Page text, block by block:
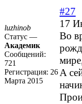
luzhinob
Статус —
Академик
Сообщений:
721
Регистрация: 26
Марта 2015
#27
17
Во
А